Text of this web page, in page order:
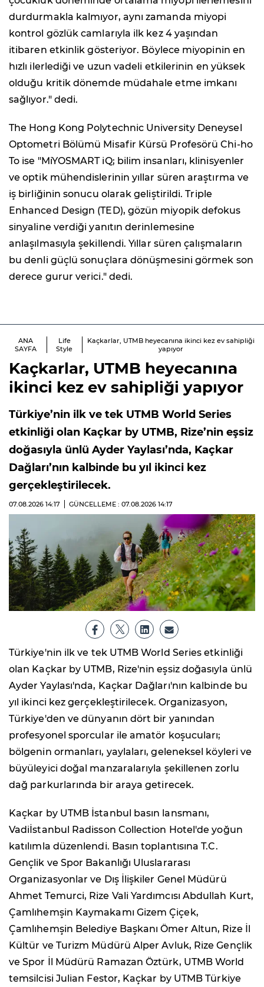
durdurmakla kalmıyor, aynı zamanda miyopi
kontrol gözlük camlarıyla ilk kez 4 yaşından
itibaren etkinlik gösteriyor. Böylece miyopinin en
hızlı ilerlediği ve uzun vadeli etkilerinin en yüksek
olduğu kritik dönemde müdahale etme imkanı
sağlıyor." dedi.
The Hong Kong Polytechnic University Deneysel
Optometri Bölümü Misafir Kürsü Profesörü Chi-ho
To ise "MiYOSMART iQ; bilim insanları, klinisyenler
ve optik mühendislerinin yıllar süren araştırma ve
iş birliğinin sonucu olarak geliştirildi. Triple
Enhanced Design (TED), gözün miyopik defokus
sinyaline verdiği yanıtın derinlemesine
anlaşılmasıyla şekillendi. Yıllar süren çalışmaların
bu denli güçlü sonuçlara dönüşmesini görmek son
derece gurur verici."dedi.
ANA
SAYFA
Life
Style
Kaçkarlar, UTMB heyecanına ikinci kez ev sahipliği
yapıyor
Kaçkarlar, UTMB heyecanına
ikinci kez ev sahipliği yapıyor
Türkiye’nin ilk ve tek UTMB World Series
etkinliği olan Kaçkar by UTMB, Rize’nin eşsiz
doğasıyla ünlü Ayder Yaylası’nda, Kaçkar
Dağları’nın kalbinde bu yıl ikinci kez
gerçekleştirilecek.
07.08.2026 14:17 GÜNCELLEME : 07.08.2026 14:17
Türkiye'nin ilk ve tek UTMB World Series etkinliği
olan Kaçkar by UTMB, Rize'nin eşsiz doğasıyla ünlü
Ayder Yaylası'nda, Kaçkar Dağları'nın kalbinde bu
yıl ikinci kez gerçekleştirilecek. Organizasyon,
Türkiye'den ve dünyanın dört bir yanından
profesyonel sporcular ile amatör koşucuları;
bölgenin ormanları, yaylaları, geleneksel köyleri ve
büyüleyici doğal manzaralarıyla şekillenen zorlu
dağ parkurlarında bir araya getirecek.
Kaçkar by UTMB İstanbul basın lansmanı,
Vadiİstanbul Radisson Collection Hotel'de yoğun
katılımla düzenlendi. Basın toplantısına T.C.
Gençlik ve Spor Bakanlığı Uluslararası
Organizasyonlar ve Dış İlişkiler Genel Müdürü
Ahmet Temurci, Rize Vali Yardımcısı Abdullah Kurt,
Çamlıhemşin Kaymakamı Gizem Çiçek,
Çamlıhemşin Belediye Başkanı Ömer Altun, Rize İl
Kültür ve Turizm Müdürü Alper Avluk, Rize Gençlik
ve Spor İl Müdürü Ramazan Öztürk, UTMB World
temsilcisi Julian Festor, Kaçkar by UTMB Türkiye